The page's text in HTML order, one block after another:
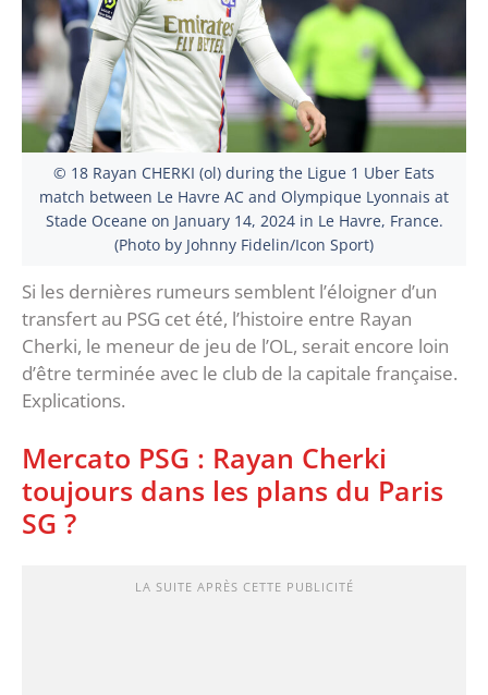
© 18 Rayan CHERKI (ol) during the Ligue 1 Uber Eats
match between Le Havre AC and Olympique Lyonnais at
Stade Oceane on January 14, 2024 in Le Havre, France.
(Photo by Johnny Fidelin/Icon Sport)
Si les dernières rumeurs semblent l’éloigner d’un
transfert au PSG cet été, l’histoire entre Rayan
Cherki, le meneur de jeu de l’OL, serait encore loin
d’être terminée avec le club de la capitale française.
Explications.
Mercato PSG : Rayan Cherki
toujours dans les plans du Paris
SG ?
LA SUITE APRÈS CETTE PUBLICITÉ